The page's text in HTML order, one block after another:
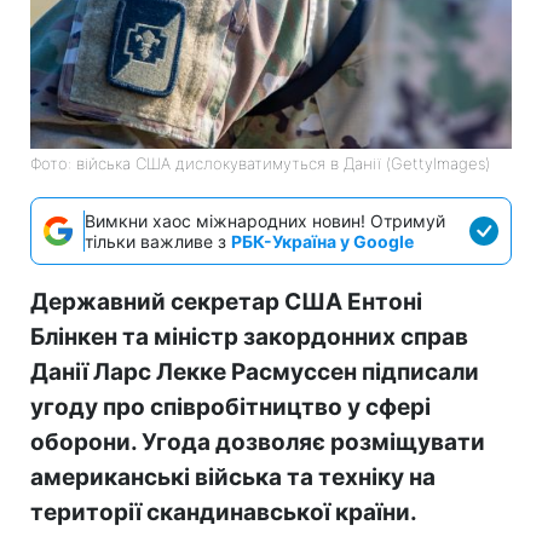
Фото: війська США дислокуватимуться в Данії (GettyImages)
Вимкни хаос міжнародних новин! Отримуй
тільки важливе з РБК-Україна у Google
Державний секретар США Ентоні
Блінкен та міністр закордонних справ
Данії Ларс Лекке Расмуссен підписали
угоду про співробітництво у сфері
оборони. Угода дозволяє розміщувати
американські війська та техніку на
території скандинавської країни.